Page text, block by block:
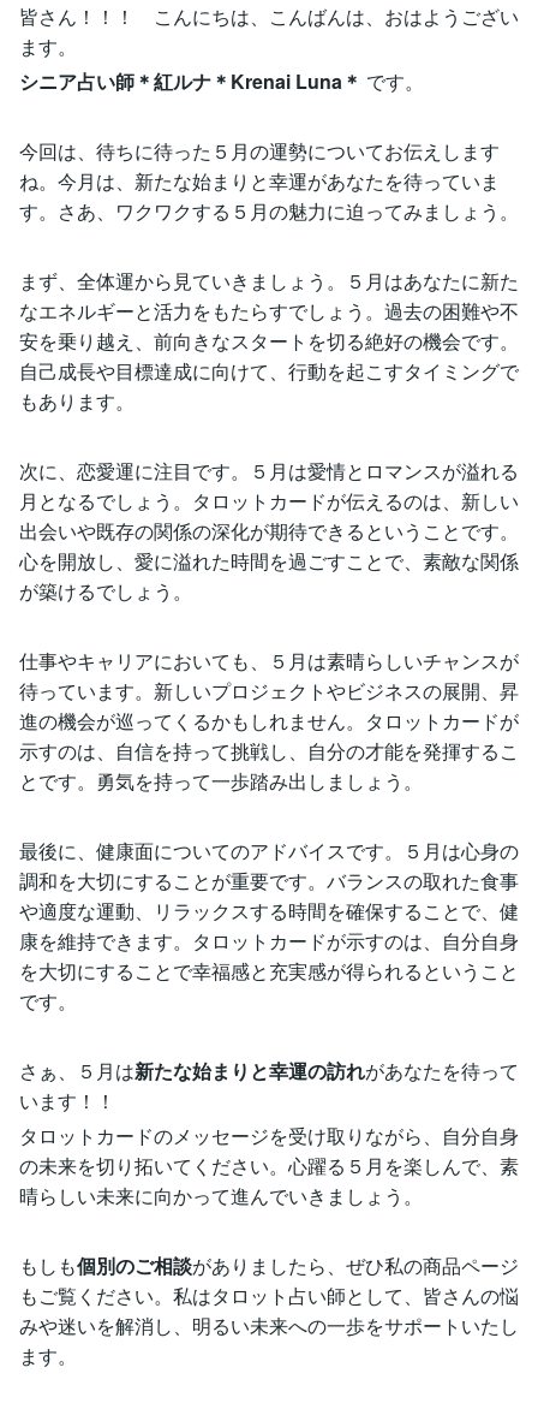
皆さん！！！ こんにちは、こんばんは、おはようござい
ます。
シニア占い師＊紅ルナ＊Krenai Luna＊ です。
今回は、待ちに待った５月の運勢についてお伝えします
ね。今月は、新たな始まりと幸運があなたを待っていま
す。さあ、ワクワクする５月の魅力に迫ってみましょう。
まず、全体運から見ていきましょう。５月はあなたに新た
なエネルギーと活力をもたらすでしょう。過去の困難や不
安を乗り越え、前向きなスタートを切る絶好の機会です。
自己成長や目標達成に向けて、行動を起こすタイミングで
もあります。
次に、恋愛運に注目です。５月は愛情とロマンスが溢れる
月となるでしょう。タロットカードが伝えるのは、新しい
出会いや既存の関係の深化が期待できるということです。
心を開放し、愛に溢れた時間を過ごすことで、素敵な関係
が築けるでしょう。
仕事やキャリアにおいても、５月は素晴らしいチャンスが
待っています。新しいプロジェクトやビジネスの展開、昇
進の機会が巡ってくるかもしれません。タロットカードが
示すのは、自信を持って挑戦し、自分の才能を発揮するこ
とです。勇気を持って一歩踏み出しましょう。
最後に、健康面についてのアドバイスです。５月は心身の
調和を大切にすることが重要です。バランスの取れた食事
や適度な運動、リラックスする時間を確保することで、健
康を維持できます。タロットカードが示すのは、自分自身
を大切にすることで幸福感と充実感が得られるということ
です。
さぁ、５月は新たな始まりと幸運の訪れがあなたを待って
います！！
タロットカードのメッセージを受け取りながら、自分自身
の未来を切り拓いてください。心躍る５月を楽しんで、素
晴らしい未来に向かって進んでいきましょう。
もしも個別のご相談がありましたら、ぜひ私の商品ページ
もご覧ください。私はタロット占い師として、皆さんの悩
みや迷いを解消し、明るい未来への一歩をサポートいたし
ます。